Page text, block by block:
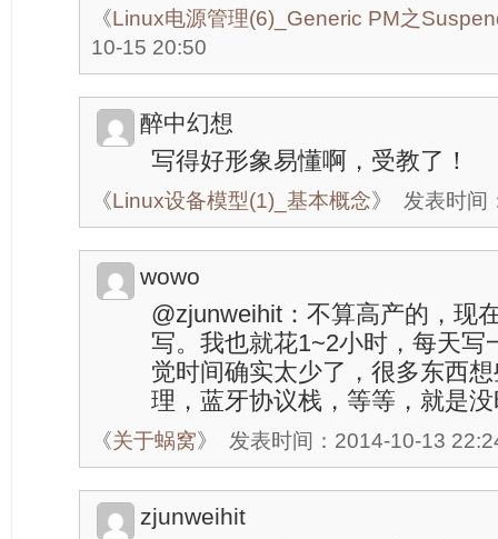
《Linux电源管理(6)_Generic PM之
10-15 20:50
醉中幻想
写得好形象易懂啊，受教了！
《Linux设备模型(1)_基本概念》 发表时间
wowo
@zjunweihit：不算高产的，现
写。我也就花1~2小时，每天写
觉时间确实太少了，很多东西
理，蓝牙协议栈，等等，就是
《关于蜗窝》 发表时间：2014-10-13
zjunweihit